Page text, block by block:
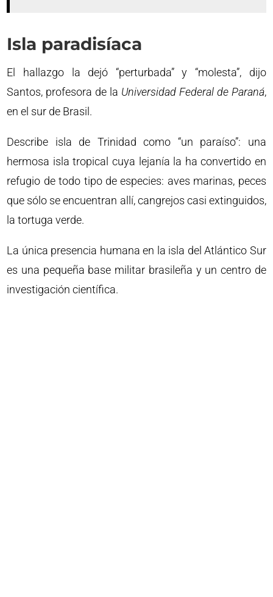
Isla paradisíaca
El hallazgo la dejó “perturbada” y “molesta”, dijo
Santos, profesora de la Universidad Federal de Paraná,
en el sur de Brasil.
Describe isla de Trinidad como “un paraíso”: una
hermosa isla tropical cuya lejanía la ha convertido en
refugio de todo tipo de especies: aves marinas, peces
que sólo se encuentran allí, cangrejos casi extinguidos,
la tortuga verde.
La única presencia humana en la isla del Atlántico Sur
es una pequeña base militar brasileña y un centro de
investigación científica.